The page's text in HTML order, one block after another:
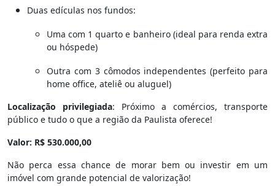
Duas edículas nos fundos:
Uma com 1 quarto e banheiro (ideal para renda extra
ou hóspede)
Outra com 3 cômodos independentes (perfeito para
home office, ateliê ou aluguel)
Localização privilegiada: Próximo a comércios, transporte
público e tudo o que a região da Paulista oferece!
Valor: R$ 530.000,00
Não perca essa chance de morar bem ou investir em um
imóvel com grande potencial de valorização!